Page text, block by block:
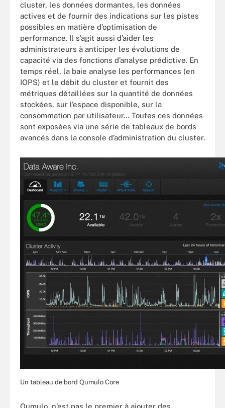
cluster, les données dormantes, les données
actives et de fournir des indications sur les pistes
possibles en matière d’optimisation de
performance. Il s’agit aussi d’aider les
administrateurs à anticiper les évolutions de
capacité via des fonctions d’analyse prédictive. En
temps réel, la baie analyse les performances (en
IOPS) et le débit du cluster et fournit des
métriques détaillées sur la quantité de données
stockées, sur l’espace disponible, sur la
consommation par utilisateur… Toutes ces données
sont exposées via une série de tableaux de bords
avancés dans la console d’administration du cluster.
Un tableau de bord Qumulo Core
Qumulo, n’est pas le premier à ajouter des